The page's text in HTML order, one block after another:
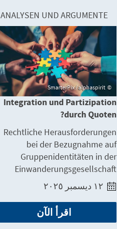
ANALYSEN UND ARGUMENTE
SmarterPix / alphaspirit
Integration und Partizipation
durch Quoten?
Rechtliche Herausforderungen
bei der Bezugnahme auf
Gruppenidentitäten in der
Einwanderungsgesellschaft
اقرأ الآن